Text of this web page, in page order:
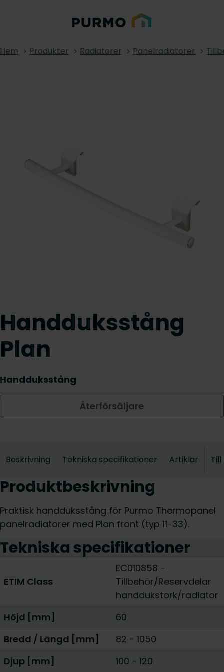
Hem Produkter Radiatorer Panelradiatorer
Handduksstång
Plan
Handduksstång
Återförsäljare
Beskrivning Tekniska specifikationer Artiklar
Produktbeskrivning
Praktisk handduksstång för Purmo Thermopanel
panelradiatorer med Plan front (typ 11-33).
Tekniska specifikationer
ETIM Class
EC010858 -
Tillbehör/Reservdelar
handdukstork/radiator
Höjd [mm]
60
Bredd / Längd [mm]
82 - 1050
Djup [mm]
100 - 120